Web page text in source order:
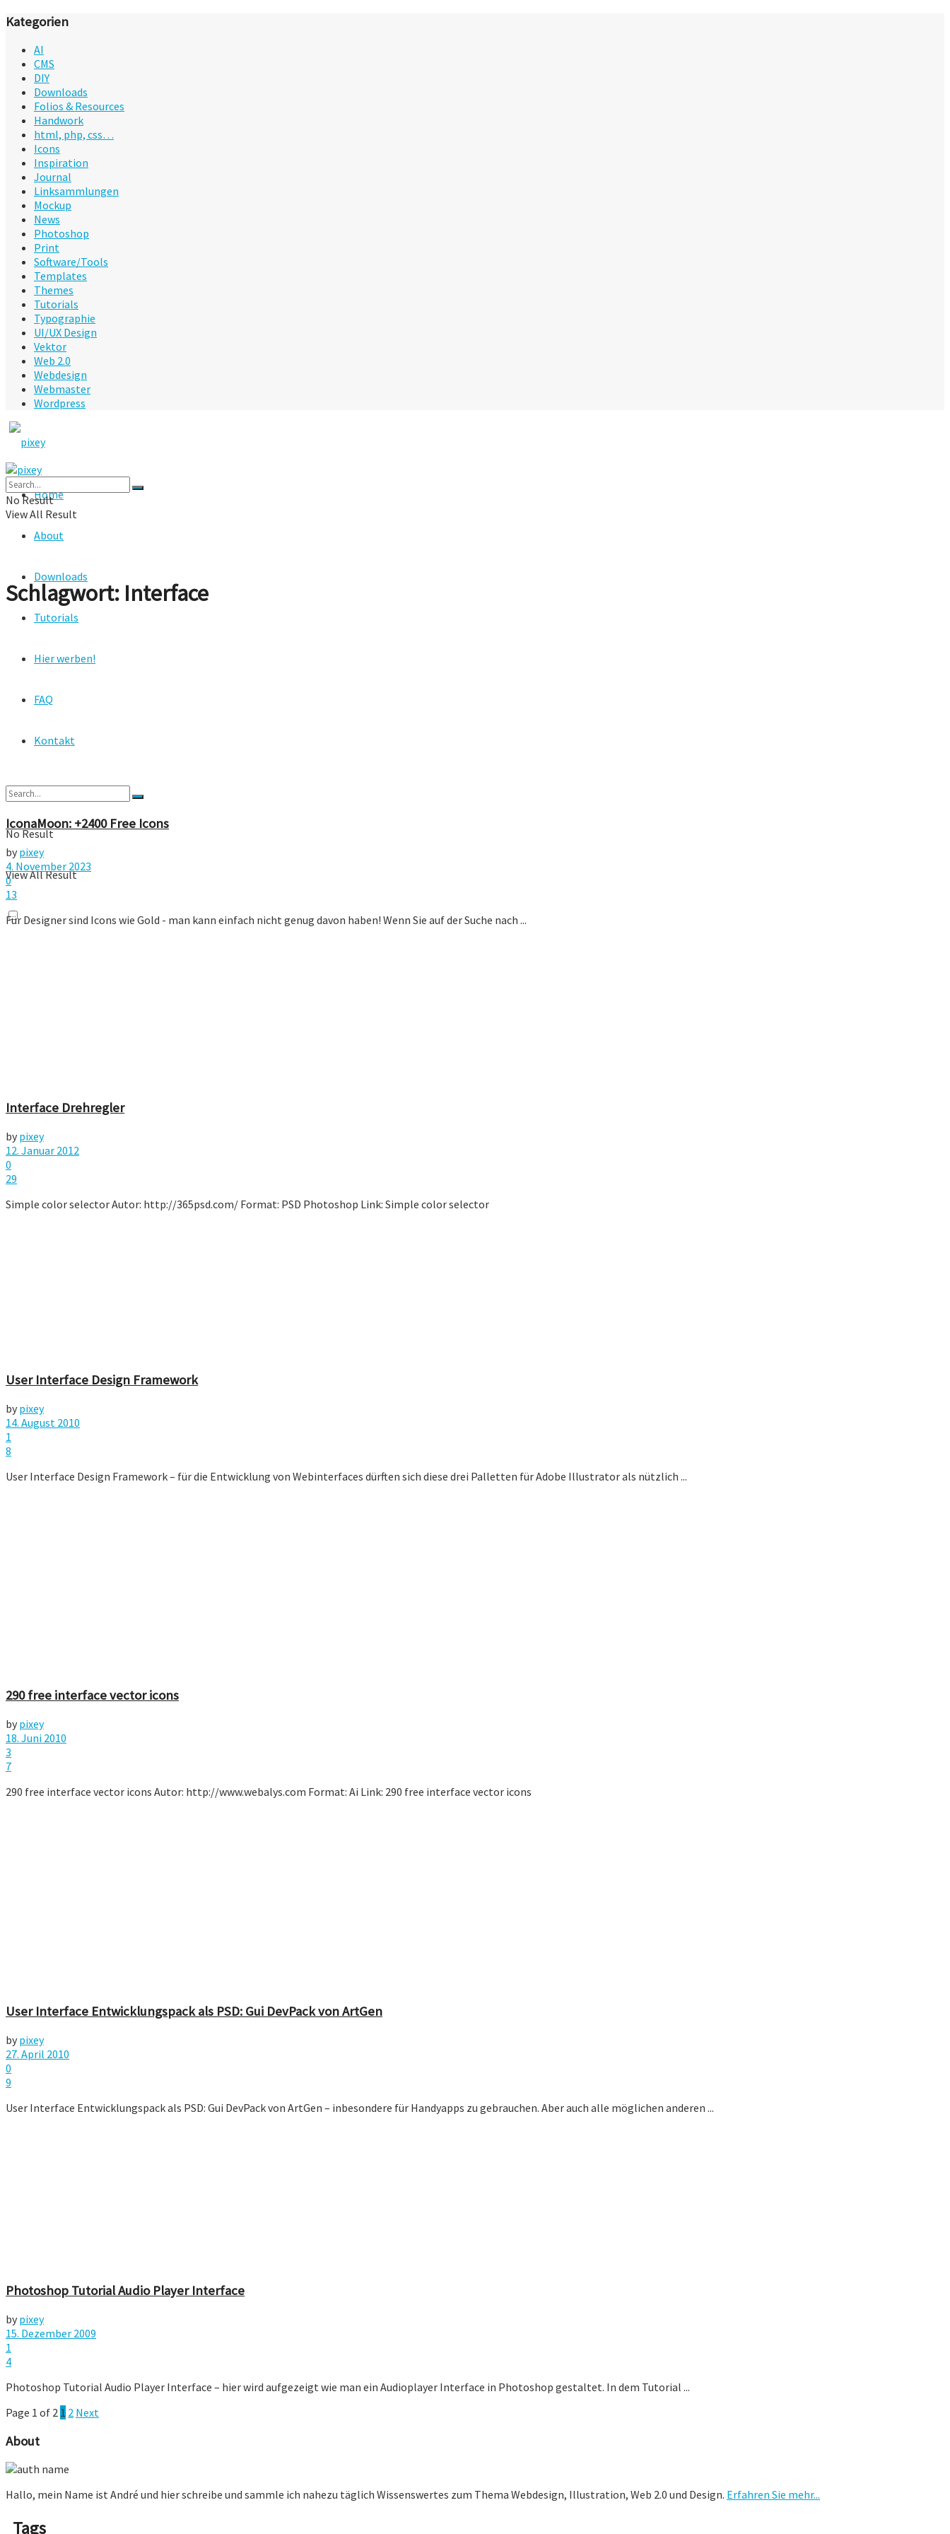
Kategorien
AI
CMS
DIY
Downloads
Folios & Resources
Handwork
html, php, css…
Icons
Inspiration
Journal
Linksammlungen
Mockup
News
Photoshop
Print
Software/Tools
Templates
Themes
Tutorials
Typographie
UI/UX Design
Vektor
Web 2.0
Webdesign
Webmaster
Wordpress
Home
About
Downloads
Tutorials
Hier werben!
FAQ
Kontakt
No Result
View All Result
No Result
View All Result
Schlagwort: Interface
IconaMoon: +2400 Free Icons
by pixey
4. November 2023
0
13
Für Designer sind Icons wie Gold - man kann einfach nicht genug davon haben! Wenn Sie auf der Suche nach ...
Interface Drehregler
by pixey
12. Januar 2012
0
29
Simple color selector Autor: http://365psd.com/ Format: PSD Photoshop Link: Simple color selector
User Interface Design Framework
by pixey
14. August 2010
1
8
User Interface Design Framework – für die Entwicklung von Webinterfaces dürften sich diese drei Palletten für Adobe Illustrator als nützlich ...
290 free interface vector icons
by pixey
18. Juni 2010
3
7
290 free interface vector icons Autor: http://www.webalys.com Format: Ai Link: 290 free interface vector icons
User Interface Entwicklungspack als PSD: Gui DevPack von ArtGen
by pixey
27. April 2010
0
9
User Interface Entwicklungspack als PSD: Gui DevPack von ArtGen – inbesondere für Handyapps zu gebrauchen. Aber auch alle möglichen anderen ...
Photoshop Tutorial Audio Player Interface
by pixey
15. Dezember 2009
1
4
Photoshop Tutorial Audio Player Interface – hier wird aufgezeigt wie man ein Audioplayer Interface in Photoshop gestaltet. In dem Tutorial ...
Page 1 of 2 1 2 Next
About
Hallo, mein Name ist André und hier schreibe und sammle ich nahezu täglich Wissenswertes zum Thema Webdesign, Illustration, Web 2.0 und Design. Erfahren Sie mehr...
Tags